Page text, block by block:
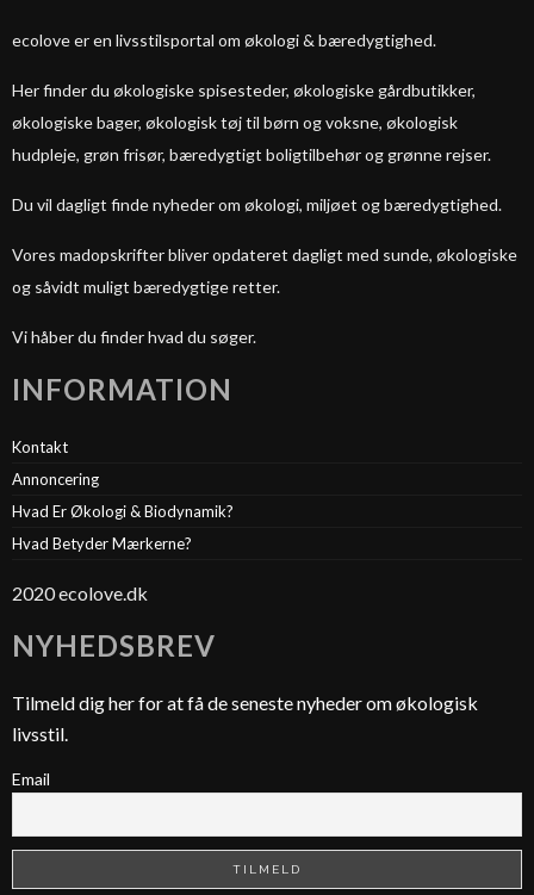
ecolove er en livsstilsportal om økologi & bæredygtighed.
Her finder du økologiske spisesteder, økologiske gårdbutikker,
økologiske bager, økologisk tøj til børn og voksne, økologisk
hudpleje, grøn frisør, bæredygtigt boligtilbehør og grønne rejser.
Du vil dagligt finde nyheder om økologi, miljøet og bæredygtighed.
Vores madopskrifter bliver opdateret dagligt med sunde, økologiske
og såvidt muligt bæredygtige retter.
Vi håber du finder hvad du søger.
INFORMATION
Kontakt
Annoncering
Hvad Er Økologi & Biodynamik?
Hvad Betyder Mærkerne?
2020 ecolove.dk
NYHEDSBREV
Tilmeld dig her for at få de seneste nyheder om økologisk
livsstil.
Email